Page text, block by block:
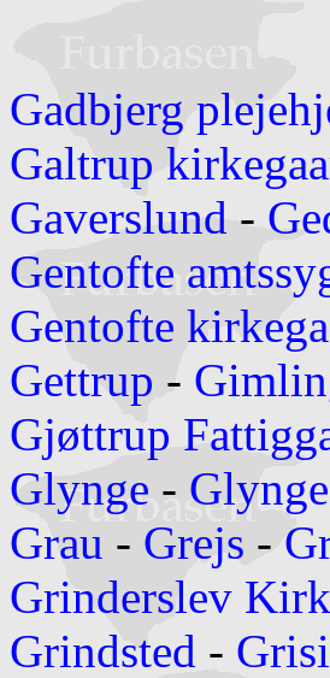
Gadbjerg
Galtrup
Gaverslund -
Gentofte
Gentofte
Gettrup -
Gjøttrup
Glynge -
Grau - Grejs -
Grinderslev
Grindsted -